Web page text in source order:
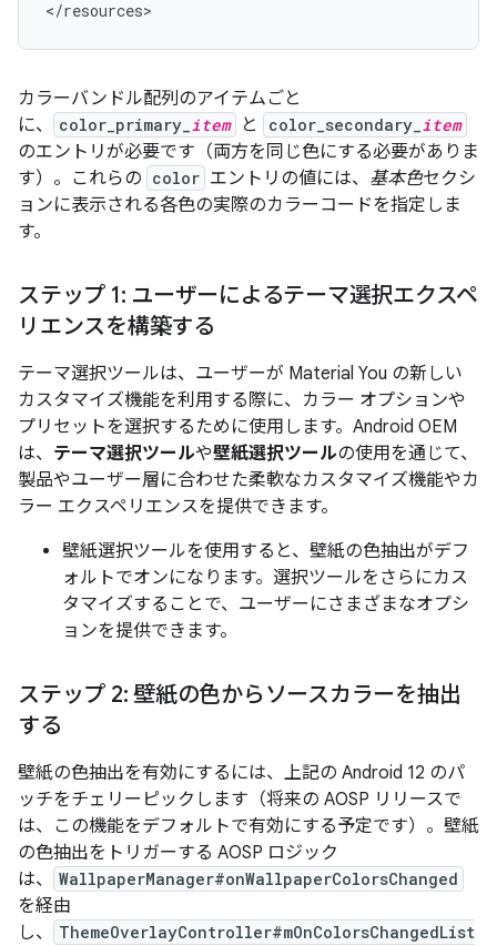
カラーバンドル配列のアイテムごと
に、
color_primary_ item と color_secondary_ item
のエントリが必要です（両方を同じ色にする必要がありま
す）。これらの color エントリの値には、 基本色セクシ
ョンに表示される各色の実際のカラーコードを指定しま
す。
ステップ 1: ユーザーによるテーマ選択エクスペ
リエンスを構築する
テーマ選択ツールは、ユーザーが Material You の新しい
カスタマイズ機能を利用する際に、カラー オプションや
プリセットを選択するために使用します。Android OEM
は、 テーマ選択ツールや壁紙選択ツールの使用を通じて、
製品やユーザー層に合わせた柔軟なカスタマイズ機能やカ
ラー エクスペリエンスを提供できます。
壁紙選択ツールを使用すると、壁紙の色抽出がデフ
ォルトでオンになります。選択ツールをさらにカス
タマイズすることで、ユーザーにさまざまなオプシ
ョンを提供できます。
ステップ 2: 壁紙の色からソースカラーを抽出
する
壁紙の色抽出を有効にするには、上記の Android 12 のパ
ッチをチェリーピックします（将来の AOSP リリースで
は、この機能をデフォルトで有効にする予定です）。壁紙
の色抽出をトリガーする AOSP ロジック
は、
WallpaperManager#onWallpaperColorsChanged
を経由
し、
ThemeOverlayController#mOnColorsChangedList